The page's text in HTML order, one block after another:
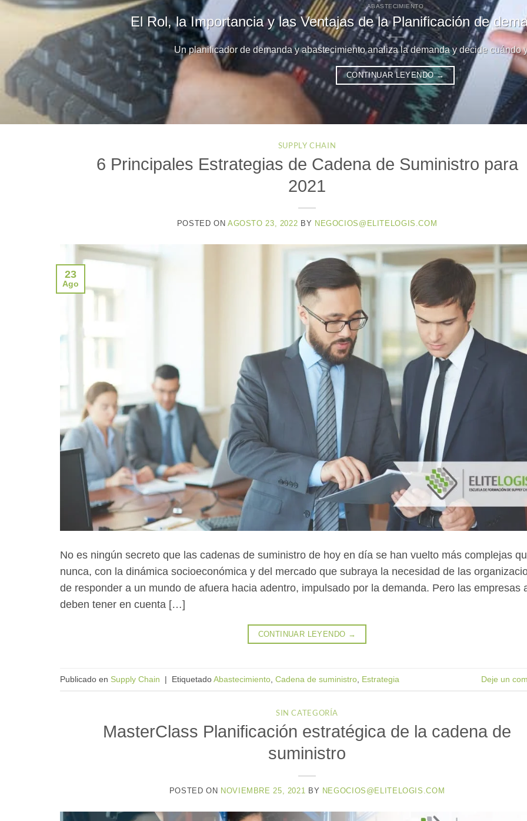
ABASTECIMIENTO
El Rol, la Importancia y las Ventajas de la Planificación de
Un planificador de demanda y abastecimiento analiza la demanda y decide cuándo
CONTINUAR LEYENDO→
SUPPLY CHAIN
6 Principales Estrategias de Cadena de Suministro para
2021
POSTED ON AGOSTO 23, 2022 BY NEGOCIOS@ELITELOGIS.COM
23
Ago
No es ningún secreto que las cadenas de suministro de hoy en día se han vuelto más complejas
nunca, con la dinámica socioeconómica y del mercado que subraya la necesidad de las
de responder a un mundo de afuera hacia adentro, impulsado por la demanda. Pero las empresas
deben tener en cuenta […]
CONTINUAR LEYENDO →
Publicado en Supply Chain | EtiquetadoAbastecimiento Cadena de suministro Estrategia Deje un
SIN CATEGORÍA
MasterClass Planificación estratégica de la cadena de
suministro
POSTED ON NOVIEMBRE 25, 2021 BY NEGOCIOS@ELITELOGIS.COM